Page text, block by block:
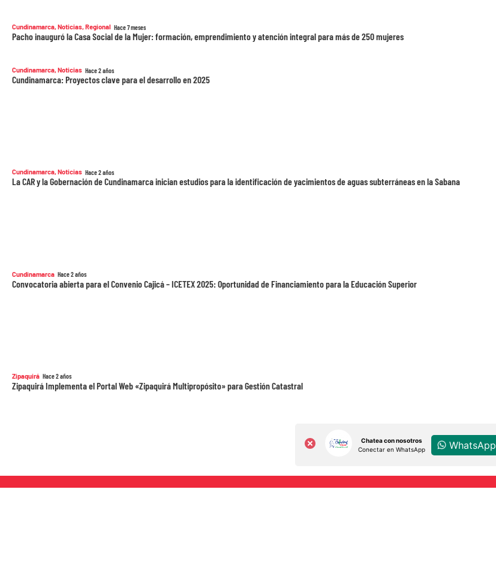
Cundinamarca,Noticias,Regional Hace 7 meses
Pacho inauguró la Casa Social de la Mujer: formación, emprendimiento y atención integral para más de 250 mujeres
Cundinamarca,Noticias Hace 2 años
Cundinamarca: Proyectos clave para el desarrollo en 2025
Cundinamarca,Noticias Hace 2 años
La CAR y la Gobernación de Cundinamarca inician estudios para la identificación de yacimientos de aguas subterráneas en la Sabana
Cundinamarca Hace 2 años
Convocatoria abierta para el Convenio Cajicá – ICETEX 2025: Oportunidad de Financiamiento para la Educación Superior
Zipaquirá Hace 2 años
Zipaquirá Implementa el Portal Web «Zipaquirá Multipropósito» para Gestión Catastral
Chatea con nosotros
Conectar en WhatsApp
WhatsApp